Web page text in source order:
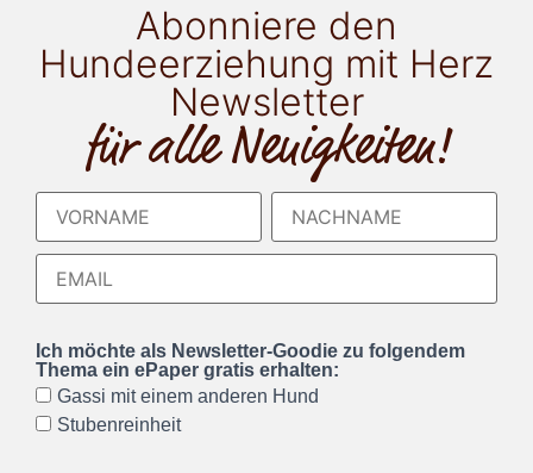
Abonniere den
Hundeerziehung mit Herz
Newsletter
für alle Neuigkeiten!
Ich möchte als Newsletter-Goodie zu folgendem
Thema ein ePaper gratis erhalten:
Gassi mit einem anderen Hund
Stubenreinheit